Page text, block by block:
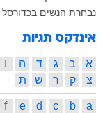
נבחרת הנשים בכדורסל
אינדקס תגיות
א ב ג ד ה ו
צ
ק ר ש ת
a
b
c
d
e
f